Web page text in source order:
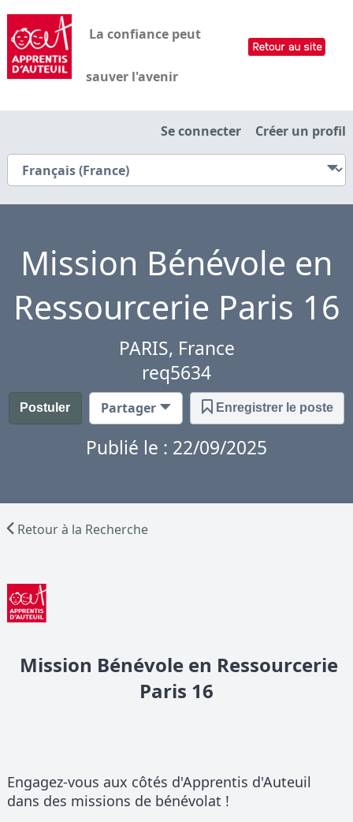
La confiance peut
sauver l'avenir
Se connecter Créer un profil
Mission Bénévole en
Ressourcerie Paris 16
PARIS, France
req5634
Postuler Partager Enregistrer le poste
Publié le : 22/09/2025
Retour à la Recherche
Mission Bénévole en Ressourcerie
Paris 16
Engagez-vous aux côtés d'Apprentis d'Auteuil
dans des missions de bénévolat !